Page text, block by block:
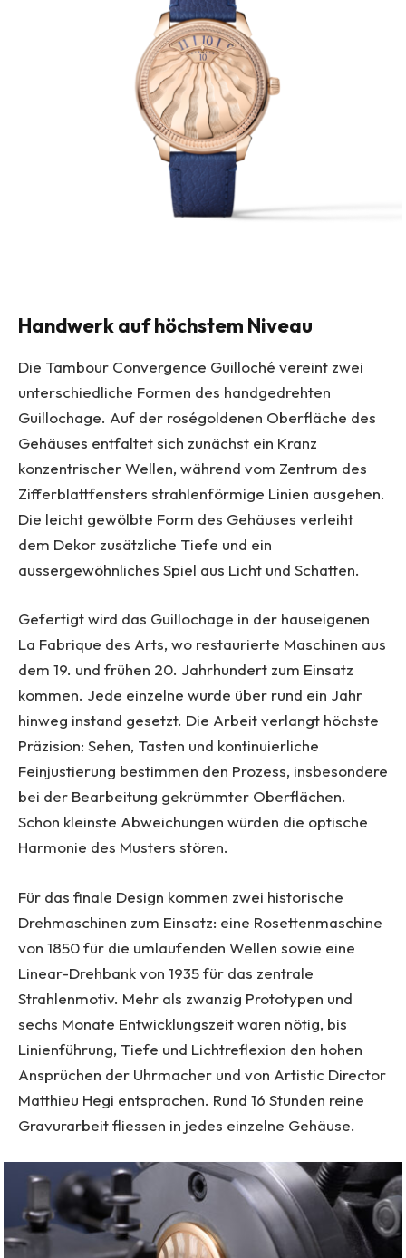
Handwerk auf höchstem Niveau
Die Tambour Convergence Guilloché vereint zwei
unterschiedliche Formen des handgedrehten
Guillochage. Auf der roségoldenen Oberfläche des
Gehäuses entfaltet sich zunächst ein Kranz
konzentrischer Wellen, während vom Zentrum des
Zifferblattfensters strahlenförmige Linien ausgehen.
Die leicht gewölbte Form des Gehäuses verleiht
dem Dekor zusätzliche Tiefe und ein
aussergewöhnliches Spiel aus Licht und Schatten.
Gefertigt wird das Guillochage in der hauseigenen
La Fabrique des Arts, wo restaurierte Maschinen aus
dem 19. und frühen 20. Jahrhundert zum Einsatz
kommen. Jede einzelne wurde über rund ein Jahr
hinweg instand gesetzt. Die Arbeit verlangt höchste
Präzision: Sehen, Tasten und kontinuierliche
Feinjustierung bestimmen den Prozess, insbesondere
bei der Bearbeitung gekrümmter Oberflächen.
Schon kleinste Abweichungen würden die optische
Harmonie des Musters stören.
Für das finale Design kommen zwei historische
Drehmaschinen zum Einsatz: eine Rosettenmaschine
von 1850 für die umlaufenden Wellen sowie eine
Linear-Drehbank von 1935 für das zentrale
Strahlenmotiv. Mehr als zwanzig Prototypen und
sechs Monate Entwicklungszeit waren nötig, bis
Linienführung, Tiefe und Lichtreflexion den hohen
Ansprüchen der Uhrmacher und von Artistic Director
Matthieu Hegi entsprachen. Rund 16 Stunden reine
Gravurarbeit fliessen in jedes einzelne Gehäuse.